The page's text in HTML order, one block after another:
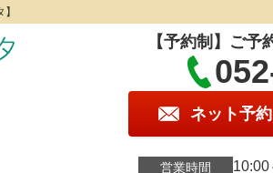
【予約制】ご予
ネット予約
営業時間
10:00